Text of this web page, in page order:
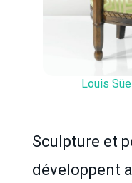
Louis
Sculpture et
développent